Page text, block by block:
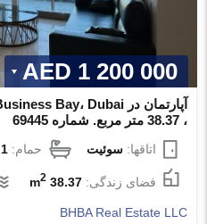
1 200 000 AED
، 38.37 متر مربع. شماره 69445
اتاقها:سوئیت حمام:1
فضای زندگی:38.37 m
2
BHBA Real Estate LLC